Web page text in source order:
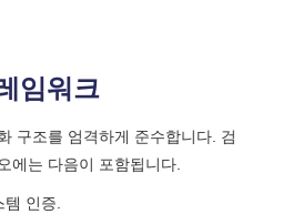
임워크
구조를 엄격하게 준수합니다. 검
에는 다음이 포함됩니다.
인증.